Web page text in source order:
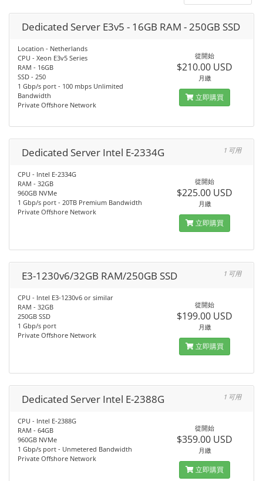
Dedicated Server E3v5 - 16GB RAM - 250GB SSD
Location - Netherlands
CPU - Xeon E3v5 Series
RAM - 16GB
SSD - 250
1 Gbp/s port - 100 mbps Unlimited
Bandwidth
Private Offshore Network
從開始
$210.00 USD
月繳
立即購買
Dedicated Server Intel E-2334G 1 可用
CPU - Intel E-2334G
RAM - 32GB
960GB NVMe
1 Gbp/s port - 20TB Premium Bandwidth
Private Offshore Network
從開始
$225.00 USD
月繳
立即購買
E3-1230v6/32GB RAM/250GB SSD 1 可用
CPU - Intel E3-1230v6 or similar
RAM - 32GB
250GB SSD
1 Gbp/s port
Private Offshore Network
從開始
$199.00 USD
月繳
立即購買
Dedicated Server Intel E-2388G 1 可用
CPU - Intel E-2388G
RAM - 64GB
960GB NVMe
1 Gbp/s port - Unmetered Bandwidth
Private Offshore Network
從開始
$359.00 USD
月繳
立即購買